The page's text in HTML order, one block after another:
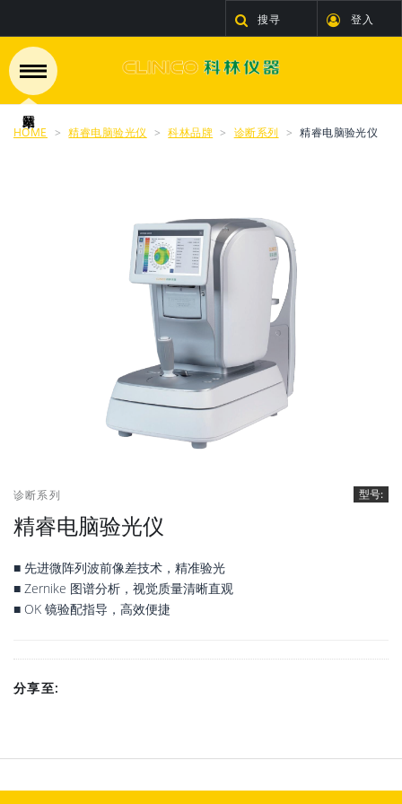
搜寻 登入
HOME 精睿电脑验光仪 科林品牌 诊断系列 精睿电脑验光仪
诊断系列
精睿电脑验光仪
型号:
■ 先进微阵列波前像差技术，精准验光
■ Zernike 图谱分析，视觉质量清晰直观
■ OK 镜验配指导，高效便捷
分享至: